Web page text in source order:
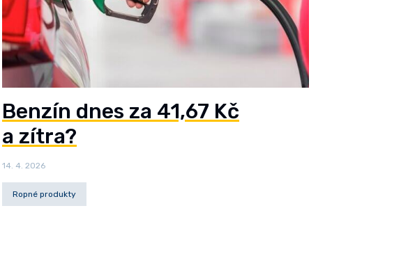
Benzín dnes za 41,67 Kč
a zítra?
14. 4. 2026
Ropné produkty